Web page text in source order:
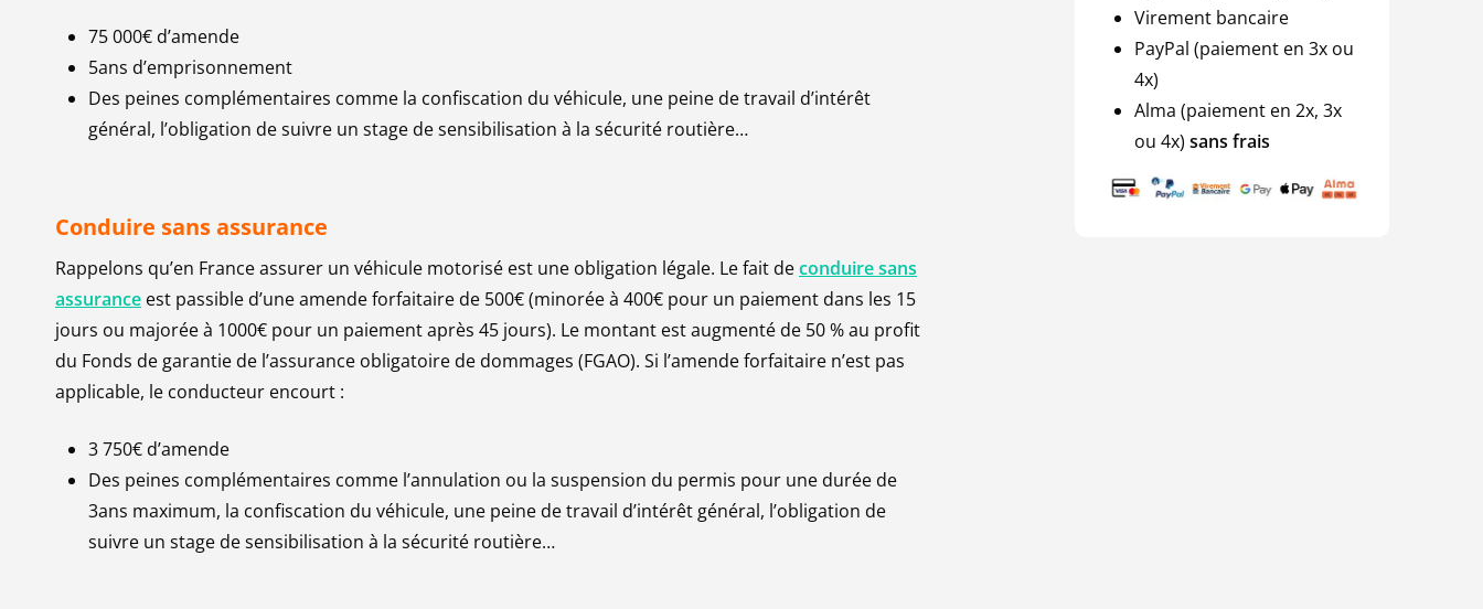
75 000€ d’amende
5ans d’emprisonnement
Des peines complémentaires comme la confiscation du véhicule, une peine de travail d’intérêt
général, l’obligation de suivre un stage de sensibilisation à la sécurité routière…
Conduire sans assurance
Rappelons qu’en France assurer un véhicule motorisé est une obligation légale. Le fait deconduire sans
assurance est passible d’une amende forfaitaire de 500€ (minorée à 400€ pour un paiement dans les 15
jours ou majorée à 1000€ pour un paiement après 45 jours). Le montant est augmenté de 50 % au profit
du Fonds de garantie de l’assurance obligatoire de dommages (FGAO). Si l’amende forfaitaire n’est pas
applicable, le conducteur encourt :
3 750€ d’amende
Des peines complémentaires comme l’annulation ou la suspension du permis pour une durée de
3ans maximum, la confiscation du véhicule, une peine de travail d’intérêt général, l’obligation de
suivre un stage de sensibilisation à la sécurité routière…
Virement bancaire
PayPal (paiement en 3x ou
4x)
Alma (paiement en 2x, 3x
ou 4x) sans frais